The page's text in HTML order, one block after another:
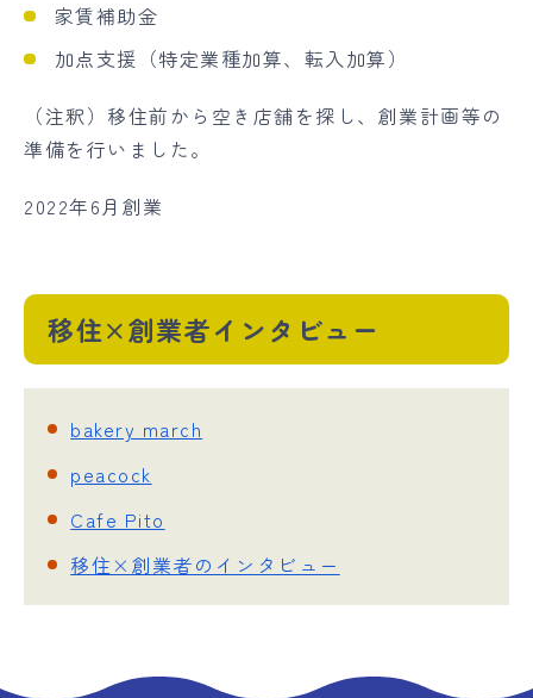
家賃補助金
加点支援（特定業種加算、転入加算）
（注釈）移住前から空き店舗を探し、創業計画等の
準備を行いました。
2022年6月創業
移住×創業者インタビュー
bakery march
peacock
Cafe Pito
移住×創業者のインタビュー